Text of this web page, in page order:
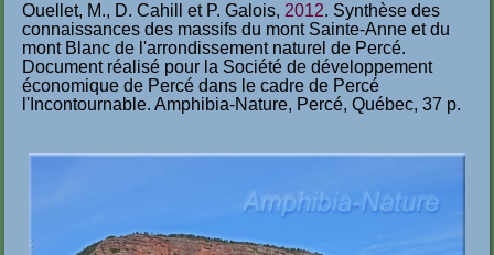
Ouellet, M., D. Cahill et P. Galois, 2012. Synthèse des
connaissances des massifs du mont Sainte-Anne et du
mont Blanc de l'arrondissement naturel de Percé.
Document réalisé pour la Société de développement
économique de Percé dans le cadre de Percé
l'Incontournable. Amphibia-Nature, Percé, Québec, 37 p.